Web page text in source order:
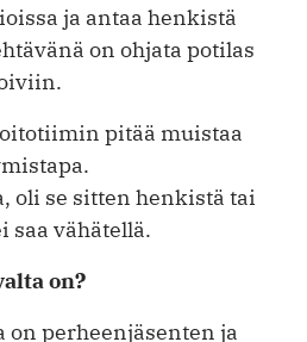
ja antaa henkistä
on ohjata potilas
pitää muistaa
oli se sitten henkistä tai
saa vähätellä.
on?
on perheenjäsenten ja